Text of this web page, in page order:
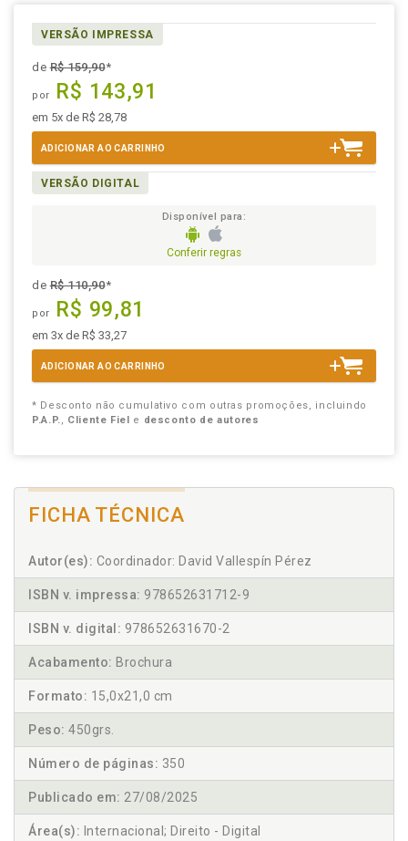
VERSÃO IMPRESSA
deR$ 159,90*
por R$ 143,91
em 5x de R$ 28,78
ADICIONAR AO CARRINHO
VERSÃO DIGITAL
Disponível para:
Conferir regras
deR$ 110,90*
por R$ 99,81
em 3x de R$ 33,27
ADICIONAR AO CARRINHO
* Desconto não cumulativo com outras promoções, incluindo
P.A.P., Cliente Fiel e desconto de autores
FICHA TÉCNICA
Autor(es): Coordinador: David Vallespín Pérez
ISBN v. impressa: 978652631712-9
ISBN v. digital: 978652631670-2
Acabamento: Brochura
Formato: 15,0x21,0 cm
Peso: 450grs.
Número de páginas: 350
Publicado em: 27/08/2025
Área(s): Internacional; Direito - Digital